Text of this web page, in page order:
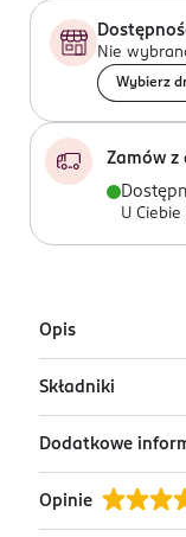
Nie
Wybierz
Zamów z
U
Opis
Brokatowe
Silver
makijażu, który
podkreślając
Składniki
roślinna, woda,
syntetycznych i
Dodatkowe
PRZYGOTOWANIE
Opinie